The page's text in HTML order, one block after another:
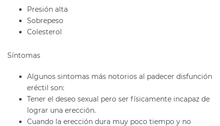
Presión alta
Sobrepeso
Colesterol
Síntomas
Algunos sintomas más notorios al padecer disfunción
eréctil son:
Tener el deseo sexual pero ser físicamente incapaz de
lograr una erección.
Cuando la erección dura muy poco tiempo y no